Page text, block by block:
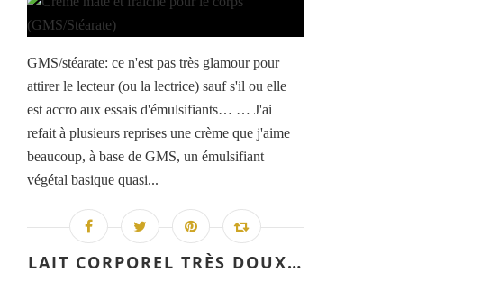
GMS/stéarate: ce n'est pas très glamour pour
attirer le lecteur (ou la lectrice) sauf s'il ou elle
est accro aux essais d'émulsifiants… … J'ai
refait à plusieurs reprises une crème que j'aime
beaucoup, à base de GMS, un émulsifiant
végétal basique quasi...
LAIT CORPOREL TRÈS DOUX…